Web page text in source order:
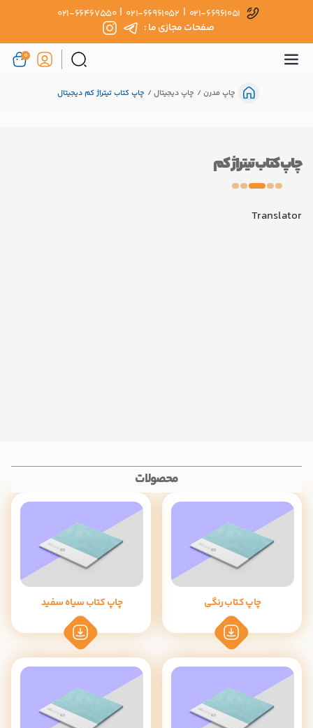
021-66961051
|
021-66961052
|
021-66467550
صفحات مجازی ما :
0
چاپ مدرن چاپ دیجیتال چاپ کتاب تیتراژ کم دیجیتال
چاپ کتاب تیتراژ کم
Translator
محصولات
چاپ کتاب رنگی چاپ کتاب سیاه سفید